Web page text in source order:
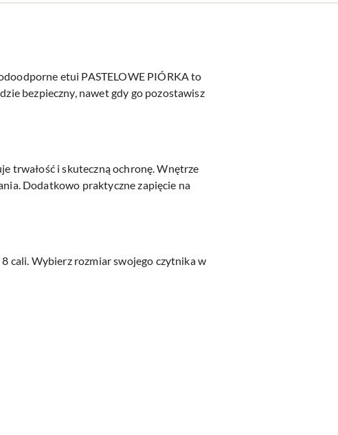
etui PASTELOWE PIÓRKA to
bezpieczny, nawet gdy go pozostawisz
trwałość i skuteczną ochronę. Wnętrze
Dodatkowo praktyczne zapięcie na
cali. Wybierz rozmiar swojego czytnika w